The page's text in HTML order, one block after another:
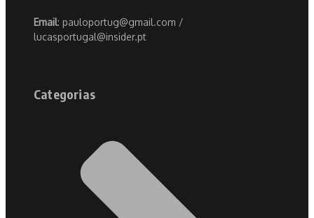
Email: pauloportug@gmail.com /
lucasportugal@insider.pt
Categorias